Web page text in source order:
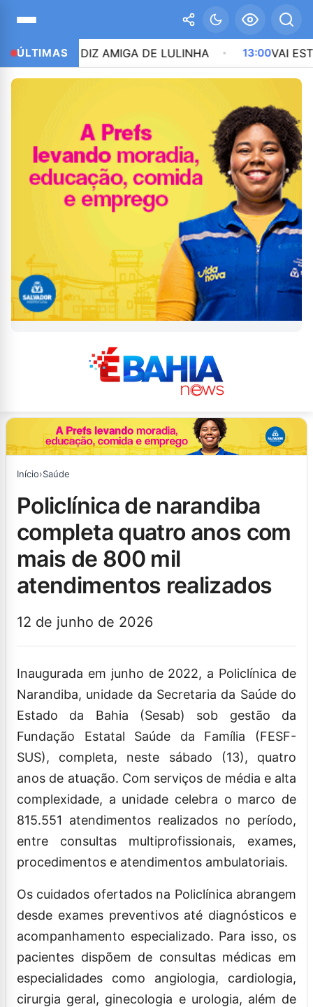
ÚLTIMAS
DIZ AMIGA DE LULINHA 13:00 VAI ESTREAR?
Início›Saúde
policlínica de narandiba
completa quatro anos com
mais de 800 mil
atendimentos realizados
12 de junho de 2026
Inaugurada em junho de 2022, a Policlínica de
Narandiba, unidade da Secretaria da Saúde do
Estado da Bahia (Sesab) sob gestão da
Fundação Estatal Saúde da Família (FESF-
SUS), completa, neste sábado (13), quatro
anos de atuação. Com serviços de média e alta
complexidade, a unidade celebra o marco de
815.551 atendimentos realizados no período,
entre consultas multiprofissionais, exames,
procedimentos e atendimentos ambulatoriais.
Os cuidados ofertados na Policlínica abrangem
desde exames preventivos até diagnósticos e
acompanhamento especializado. Para isso, os
pacientes dispõem de consultas médicas em
especialidades como angiologia, cardiologia,
cirurgia geral, ginecologia e urologia, além de